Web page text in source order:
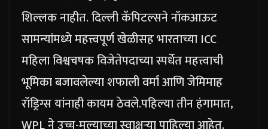
शिल्लक नाहीत. दिल्ली कॅपिटल्सने नॉकआऊट
सामन्यांमध्ये महत्त्वपूर्ण खेळीसह भारताच्या ICC
महिला विश्वचषक विजेतेपदाच्या स्पर्धेत महत्त्वाची
भूमिका बजावलेल्या शफाली वर्मा आणि जेमिमाह
रॉड्रिग्स यांनाही कायम ठेवले.पहिल्या तीन हंगामात,